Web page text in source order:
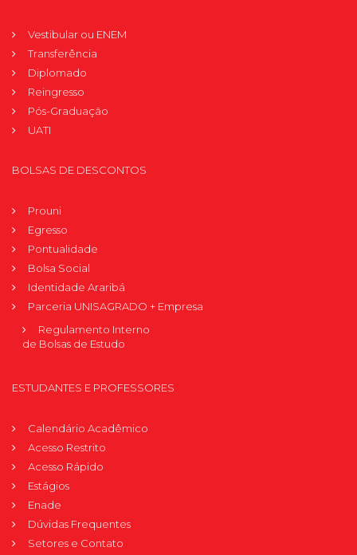
Vestibular ou ENEM
Transferência
Diplomado
Reingresso
Pós-Graduação
UATI
BOLSAS DE DESCONTOS
Prouni
Egresso
Pontualidade
Bolsa Social
Identidade Araribá
Parceria UNISAGRADO + Empresa
Regulamento Interno
de Bolsas de Estudo
ESTUDANTES E PROFESSORES
Calendário Acadêmico
Acesso Restrito
Acesso Rápido
Estágios
Enade
Dúvidas Frequentes
Setores e Contato